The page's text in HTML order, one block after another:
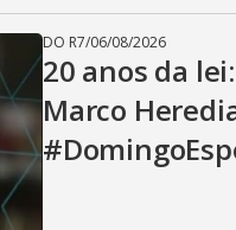
e
o
DO R7/06/08/2026
20 anos da
Marco